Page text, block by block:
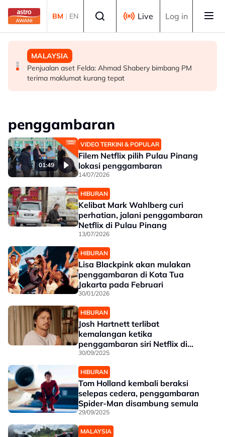
Skip to main content
BM | EN Live Log in
MALAYSIA
PM beri komitmen persempadanan DUN Sarawak, minta
laporan SPR - Fahmi
SUKAN
Final Masters Korea: Eksperimen berjaya, beregu
'scratch pair' negara muncul juara!
MALAYSIA
Penjualan aset Felda: Ahmad Shabery bimbang PM
terima maklumat kurang tepat
penggambaran
01:49
VIDEO TERKINI & POPULAR
Filem Netflix pilih Pulau Pinang
lokasi penggambaran
14/07/2026
HIBURAN
Kelibat Mark Wahlberg curi
perhatian, jalani penggambaran
Netflix di Pulau Pinang
13/07/2026
HIBURAN
Lisa Blackpink akan mulakan
penggambaran di Kota Tua
Jakarta pada Februari
30/01/2026
HIBURAN
Josh Hartnett terlibat
kemalangan ketika
penggambaran siri Netflix di
Kanada
30/09/2025
HIBURAN
Tom Holland kembali beraksi
selepas cedera, penggambaran
Spider-Man disambung semula
29/09/2025
MALAYSIA